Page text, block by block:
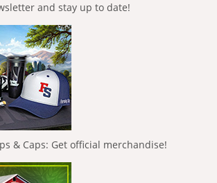
and stay up to date!
& Caps: Get official merchandise!